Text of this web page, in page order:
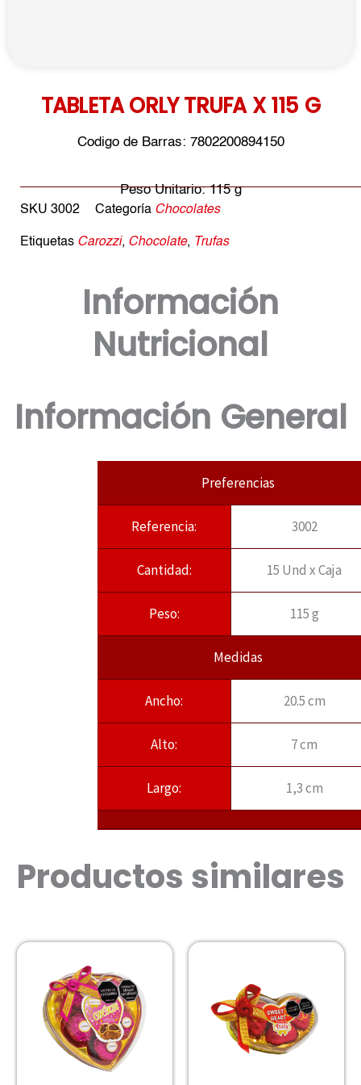
TABLETA ORLY TRUFA X 115 G
Codigo de Barras: 7802200894150
Peso Unitario: 115 g
SKU 3002 Categoría Chocolates
Etiquetas Carozzi, Chocolate, Trufas
Información
Nutricional
Información General
Preferencias
Referencia: 3002
Cantidad: 15 Und x Caja
Peso: 115 g
Medidas
Ancho: 20.5 cm
Alto: 7 cm
Largo: 1,3 cm
Productos similares